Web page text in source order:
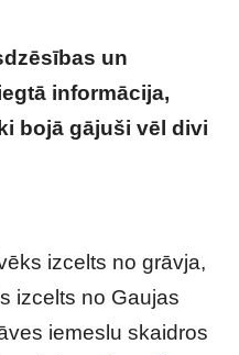
un
informācija,
bojā gājuši vēl divi
izcelts no grāvja,
izcelts no Gaujas
iemeslu skaidros